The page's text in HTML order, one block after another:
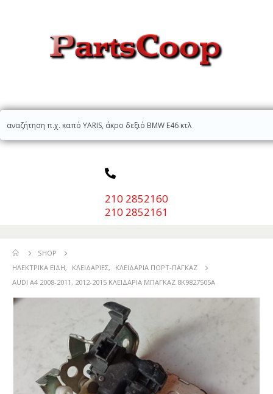
210 2852160
210 2852161
SHOP
ΗΛΕΚΤΡΙΚΆ ΕΊΔΗ, ΚΛΕΙΔΑΡΙΈΣ,
ΚΛΕΙΔΑΡΙΆ ΠΟΡΤ-ΠΑΓΚΑΖ
AUDI A4 2008-2011, 2012-2015 ΚΛΕΙΔΑΡΙΑ ΜΠΑΓΚΑΖ 8K9827505A